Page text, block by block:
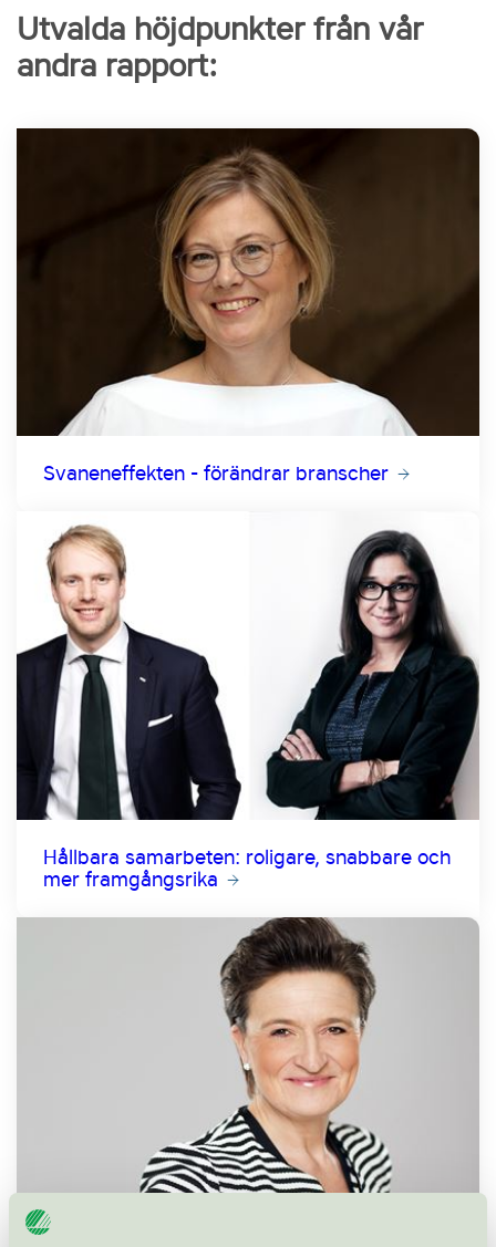
Utvalda höjdpunkter från vår
andra rapport:
Svaneneffekten - förändrar branscher
Hållbara samarbeten: roligare, snabbare och
mer framgångsrika